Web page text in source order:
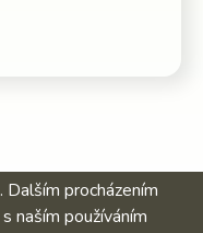
procházením
naším používáním